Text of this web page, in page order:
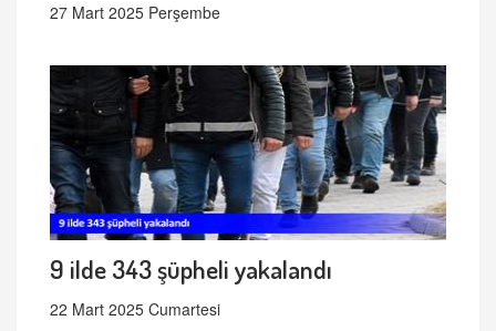
27 Mart 2025 Perşembe
9 ilde 343 şüpheli yakalandı
22 Mart 2025 Cumartesi